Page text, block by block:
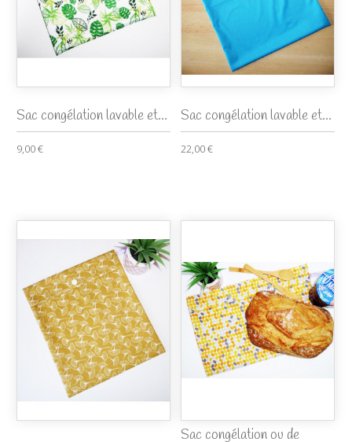
Sac congélation lavable et...
9,00 €
Sac congélation lavable et...
22,00 €
Sac congélation ou de